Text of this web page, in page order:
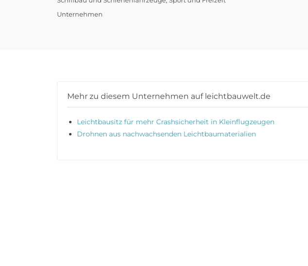
Unternehmen
Mehr zu diesem Unternehmen auf leichtbauwelt.de
Leichtbausitz für mehr Crashsicherheit in Kleinflugzeugen
Drohnen aus nachwachsenden Leichtbaumaterialien